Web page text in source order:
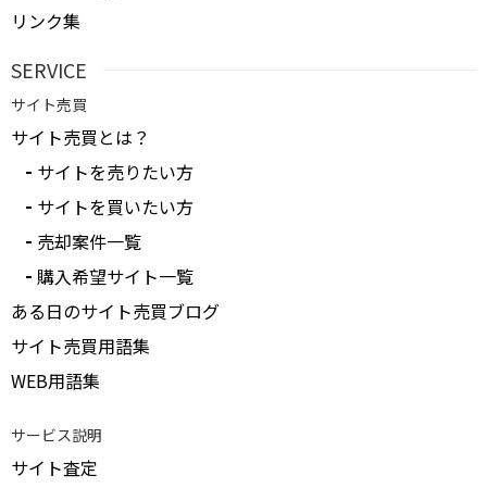
リンク集
SERVICE
サイト売買
サイト売買とは？
サイトを売りたい方
サイトを買いたい方
売却案件一覧
購入希望サイト一覧
ある日のサイト売買ブログ
サイト売買用語集
WEB用語集
サービス説明
サイト査定